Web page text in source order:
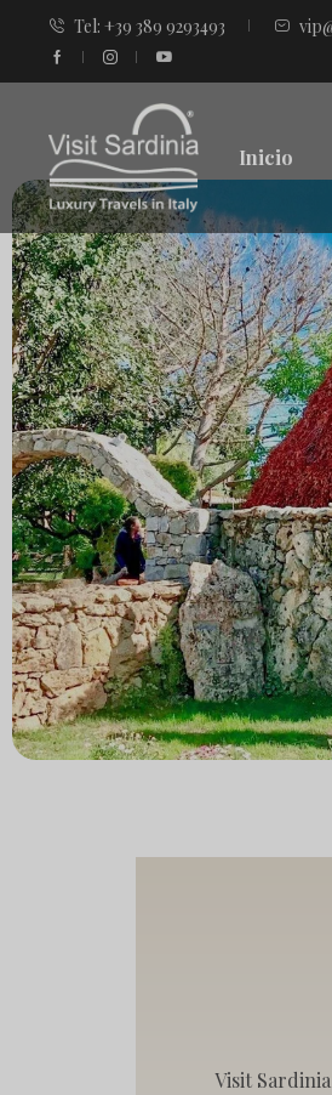
Tel: +39 389 9293493
Inicio
Visit